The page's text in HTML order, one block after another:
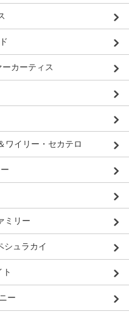
カーティス
ワイリー・セカテロ
ミリー
シュラカイ
ー